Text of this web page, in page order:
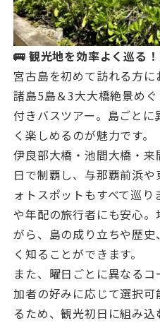
🚌 観光地を効率よく巡る
宮古島を初めて訪れる方
諸島5島＆3大大橋絶景め
付きバスツアー。島ごと
く楽しめるのが魅力です。
伊良部大橋・池間大橋・
日で制覇し、与那覇前浜
ォトスポットもすべて巡
や年配の旅行者にも安心
がら、島の成り立ちや歴
く知ることができます。
また、曜日ごとに異なる
加者の好みに応じて選択
るため、観光初日に組み